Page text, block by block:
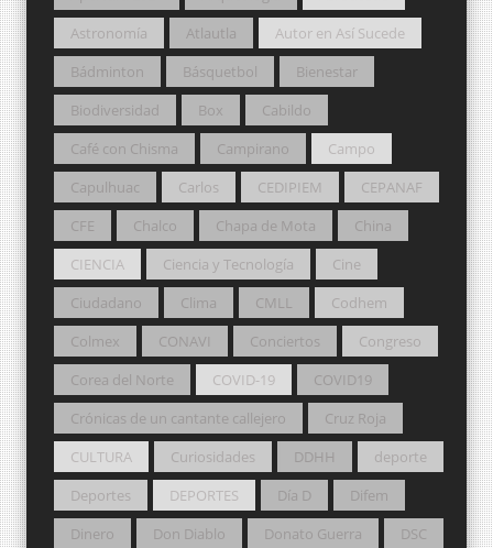
Astronomía
Atlautla
Autor en Así Sucede
Bádminton
Básquetbol
Bienestar
Biodiversidad
Box
Cabildo
Café con Chisma
Campirano
Campo
Capulhuac
Carlos CEDIPIEM
CEPANAF
CFE
Chalco Chapa de Mota
China
CIENCIA
Ciencia y Tecnología
Cine
Ciudadano
Clima CMLL
Codhem
Colmex
CONAVI Conciertos
Congreso
Corea del Norte
COVID-19
COVID19
Crónicas de un cantante callejero
Cruz Roja
CULTURA
Curiosidades DDHH
deporte
Deportes
DEPORTES Día D
Difem
Dinero
Don Diablo Donato Guerra
DSC